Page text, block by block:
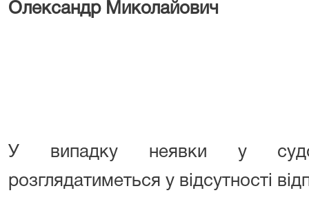
Олександр Миколайович
У випадку неявки у
розглядатиметься у відсутності